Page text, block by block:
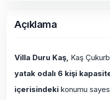
Açıklama
Villa Duru Kaş, Kaş
yatak odalı 6 kişi
içerisindeki konumu